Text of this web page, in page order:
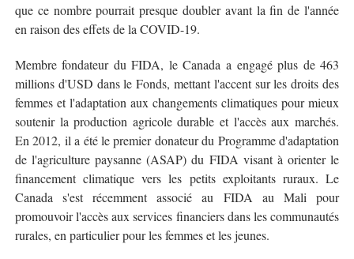
que ce nombre pourrait presque doubler avant la fin de l'année
en raison des effets de la COVID-19.
Membre fondateur du FIDA, le Canada a engagé plus de 463
millions d'USD dans le Fonds, mettant l'accent sur les droits des
femmes et l'adaptation aux changements climatiques pour mieux
soutenir la production agricole durable et l'accès aux marchés.
En 2012, il a été le premier donateur du Programme d'adaptation
de l'agriculture paysanne (ASAP) du FIDA visant à orienter le
financement climatique vers les petits exploitants ruraux. Le
Canada s'est récemment associé au FIDA au Mali pour
promouvoir l'accès aux services financiers dans les communautés
rurales, en particulier pour les femmes et les jeunes.